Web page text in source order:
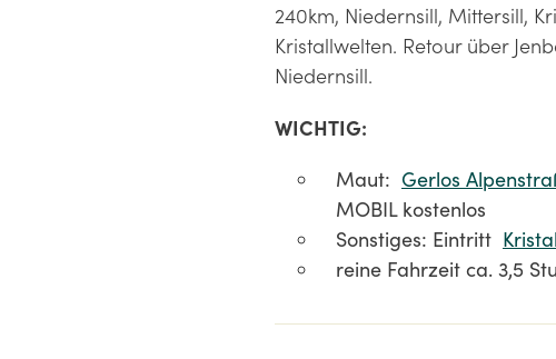
240km, Niedernsill, Mittersill,
Kristallwelten. Retour über
Niedernsill.
WICHTIG:
Maut: Gerlos
MOBIL kostenlos
Sonstiges: Eintritt
reine Fahrzeit ca. 3,5